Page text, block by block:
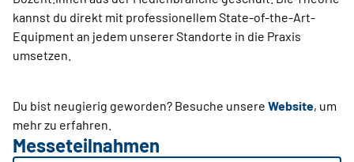
kannst du direkt mit professionellem State-of-the-Art-
Equipment an jedem unserer Stand­orte in die Praxis
umsetzen.
Du bist neugierig geworden? Besuche unsere Website, um
mehr zu erfahren.
Messeteilnahmen